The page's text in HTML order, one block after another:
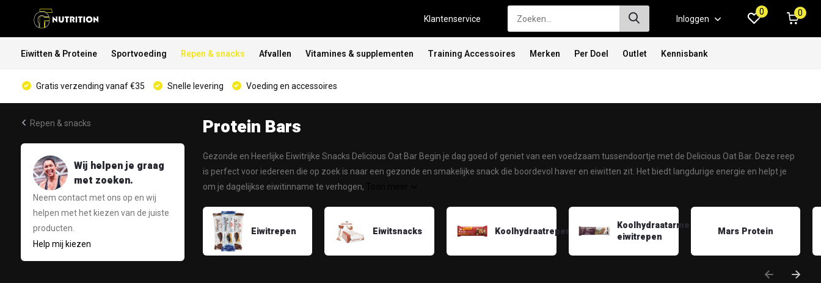
Klantenservice Inloggen
0 0
Eiwitten & Proteine Sportvoeding Repen & snacks Afvallen Vitamines & supplementen Training Accessoires Merken Per Doel Outlet Kennisbank
Gratis verzending vanaf €35 Snelle levering Voeding en accessoires
Repen & snacks
Wij helpen je graag
met zoeken.
Neem contact met ons op en wij
helpen met het kiezen van de juiste
producten.
Help mij kiezen
Protein Bars
Gezonde en Heerlijke Eiwitrijke Snacks Delicious Oat Bar Begin je dag goed of geniet van een voedzaam tussendoortje met de Delicious Oat Bar. Deze reep
is perfect voor iedereen die op zoek is naar een gezonde en smakelijke snack die boordevol haver en eiwitten zit. Het biedt langdurige energie en helpt je
om je dagelijkse eiwitinname te verhogen,
Eiwitrepen Eiwitsnacks Koolhydraatrepen
Koolhydraatarme
eiwitrepen
Mars Protein